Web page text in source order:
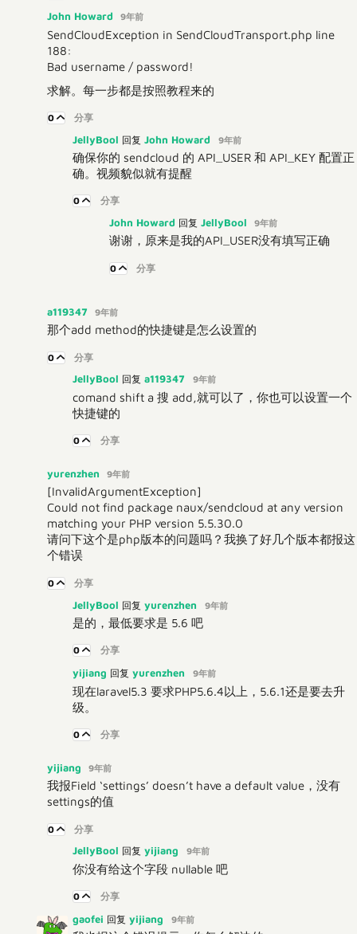
John Howard 9年前
SendCloudException in SendCloudTransport.php line
188:
Bad username / password!
求解。每一步都是按照教程来的
0 分享
JellyBool 回复 John Howard 9年前
确保你的 sendcloud 的 API_USER 和 API_KEY 配置正
确。视频貌似就有提醒
0 分享
John Howard 回复 JellyBool 9年前
谢谢，原来是我的API_USER没有填写正确
0 分享
a119347 9年前
那个add method的快捷键是怎么设置的
0 分享
JellyBool 回复 a119347 9年前
comand shift a 搜 add,就可以了，你也可以设置一个
快捷键的
0 分享
yurenzhen 9年前
[InvalidArgumentException]
Could not find package naux/sendcloud at any version
matching your PHP version 5.5.30.0
请问下这个是php版本的问题吗？我换了好几个版本都报这
个错误
0 分享
JellyBool 回复 yurenzhen 9年前
是的，最低要求是 5.6 吧
0 分享
yijiang 回复 yurenzhen 9年前
现在laravel5.3 要求PHP5.6.4以上，5.6.1还是要去升
级。
0 分享
yijiang 9年前
我报Field ‘settings’ doesn’t have a default value，没有
settings的值
0 分享
JellyBool 回复 yijiang 9年前
你没有给这个字段 nullable 吧
0 分享
gaofei 回复 yijiang 9年前